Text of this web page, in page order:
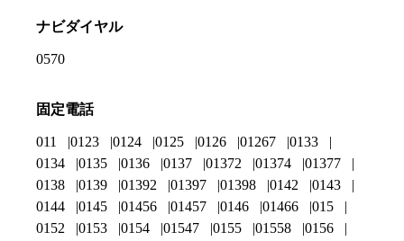
ナビダイヤル
0570
固定電話
011 0123 0124 0125 0126 01267
0133
0134
0135 0136 0137 01372 01374
01377
0138
0139 01392 01397 01398 0142
0143
0144
0145 01456 01457 0146 01466
015
0152
0153 0154 01547 0155 01558
0156